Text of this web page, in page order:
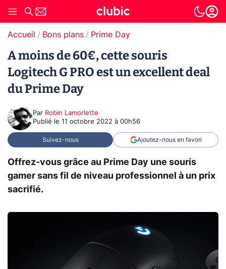
Accueil Bons plans Prime Day
A moins de 60€, cette souris
Logitech G PRO est un excellent deal
du Prime Day
Par Robin Lamorlette
Publié le 11 octobre 2022 à 00h56
Suivez-nous Ajoutez-nous en favori
Offrez-vous grâce au Prime Day une souris
gamer sans fil de niveau professionnel à un prix
sacrifié.